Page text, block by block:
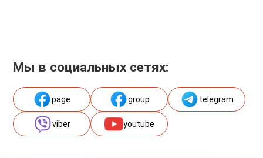
Мы в социальных сетях:
page group telegram
viber youtube